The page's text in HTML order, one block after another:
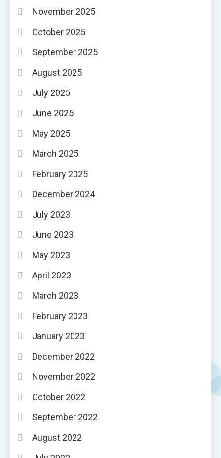
November 2025
October 2025
September 2025
August 2025
July 2025
June 2025
May 2025
March 2025
February 2025
December 2024
July 2023
June 2023
May 2023
April 2023
March 2023
February 2023
January 2023
December 2022
November 2022
October 2022
September 2022
August 2022